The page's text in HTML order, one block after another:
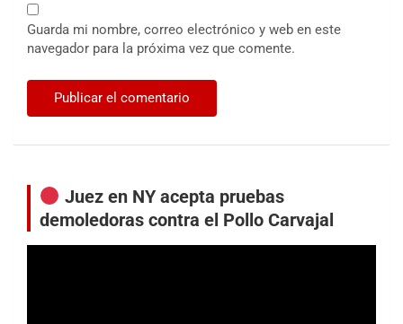
Guarda mi nombre, correo electrónico y web en este
navegador para la próxima vez que comente.
Juez en NY acepta pruebas
demoledoras contra el Pollo Carvajal